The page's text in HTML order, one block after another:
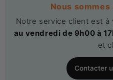
Nous
Notre service client est
au vendredi de 9h00 à
et
Contacter